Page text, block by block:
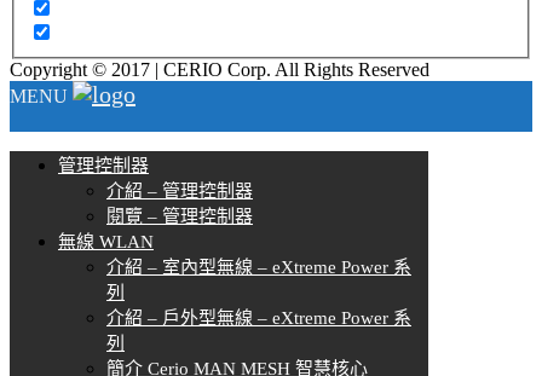
Copyright © 2017 | CERIO Corp. All Rights Reserved
MENU
管理控制器
介紹 – 管理控制器
閱覽 – 管理控制器
無線 WLAN
介紹 – 室內型無線 – eXtreme Power 系
列
介紹 – 戶外型無線 – eXtreme Power 系
列
簡介 Cerio MAN MESH 智慧核心